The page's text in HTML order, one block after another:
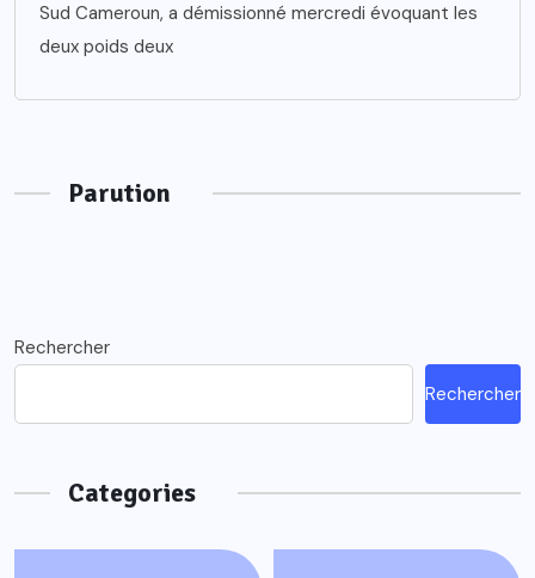
Sud Cameroun, a démissionné mercredi évoquant les
deux poids deux
Parution
Rechercher
Rechercher
Categories